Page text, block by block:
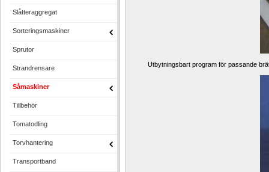
Slåtteraggregat
Sorteringsmaskiner
Sprutor
Strandrensare
Såmaskiner
Tillbehör
Tomatodling
Torvhantering
Transportband
Utbytningsbart program för passande